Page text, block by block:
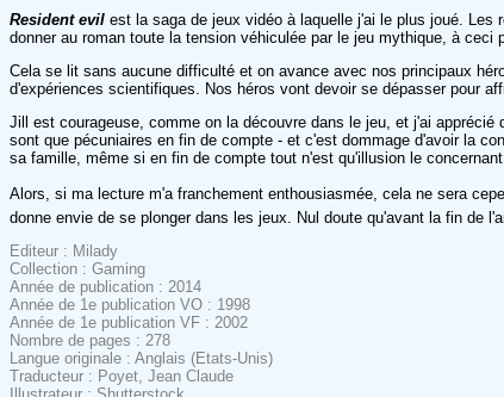
Resident evil est la saga de jeux vidéo à laquelle j'ai le plus joué.
donner au roman toute la tension véhiculée par le jeu mythique, à
Cela se lit sans aucune difficulté et on avance avec nos principaux
d'expériences scientifiques. Nos héros vont devoir se dépasser pour
Jill est courageuse, comme on la découvre dans le jeu, et j'ai
sont que pécuniaires en fin de compte - et c'est dommage d'avoir la
sa famille, même si en fin de compte tout n'est qu'illusion le
Alors, si ma lecture m'a franchement enthousiasmée, cela ne sera
donne envie de se plonger dans les jeux. Nul doute qu'avant la fin de
Editeur : Milady
Collection : Gaming
Année de publication : 2014
Année de 1e publication VO : 1998
Année de 1e publication VF : 2002
Nombre de pages : 278
Langue originale : Anglais (Etats-Unis)
Traducteur : Poyet, Jean Claude